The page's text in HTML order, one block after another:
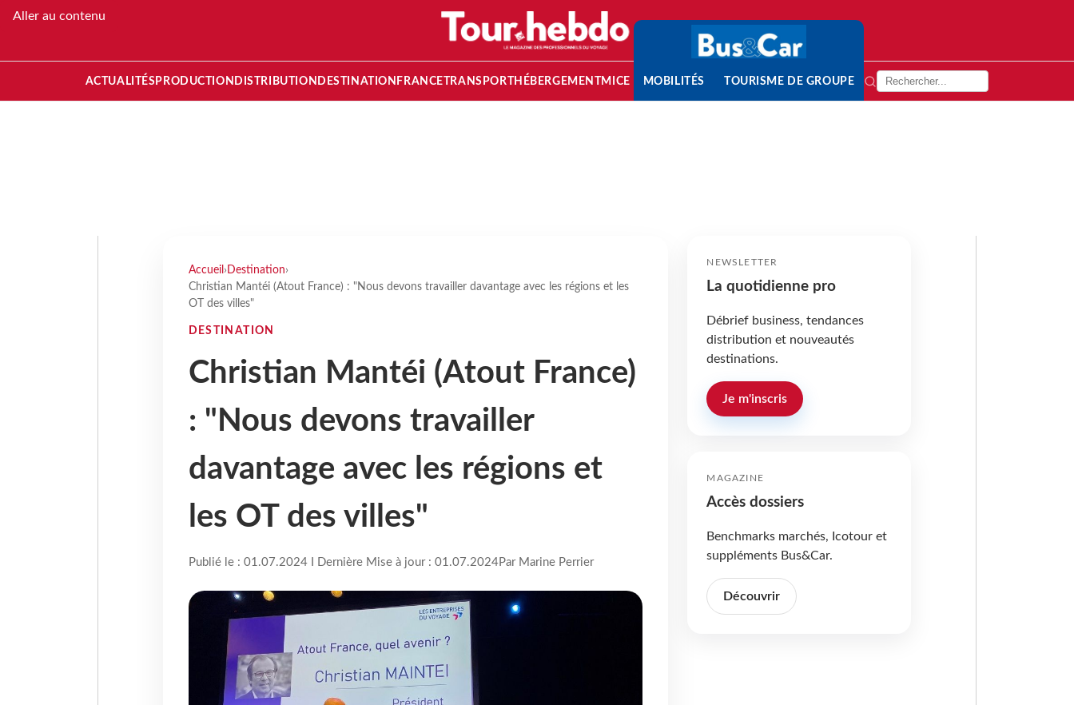
Aller au contenu
ACTUALITÉS PRODUCTION DISTRIBUTION DESTINATION FRANCETRANSPORT HÉBERGEMENTMICE MOBILITÉS TOURISME DE GROUPE
Accueil › Destination›
Christian Mantéi (Atout France) : "Nous devons travailler davantage avec les régions et les
OT des villes"
DESTINATION
Christian Mantéi (Atout France)
: "Nous devons travailler
davantage avec les régions et
les OT des villes"
Publié le : 01.07.2024 I Dernière Mise à jour : 01.07.2024Par Marine Perrier
NEWSLETTER
La quotidienne pro
Débrief business, tendances
distribution et nouveautés
destinations.
Je m'inscris
MAGAZINE
Accès dossiers
Benchmarks marchés, Icotour et
suppléments Bus&Car.
Découvrir